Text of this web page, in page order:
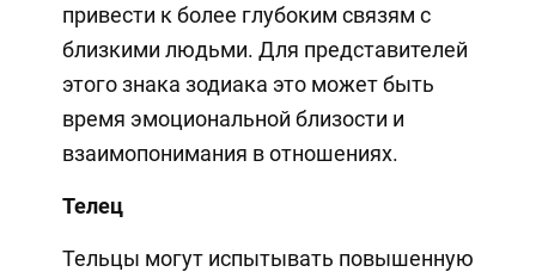
привести к более глубоким связям с
близкими людьми. Для представителей
этого знака зодиака это может быть
время эмоциональной близости и
взаимопонимания в отношениях.
Телец
Тельцы могут испытывать повышенную